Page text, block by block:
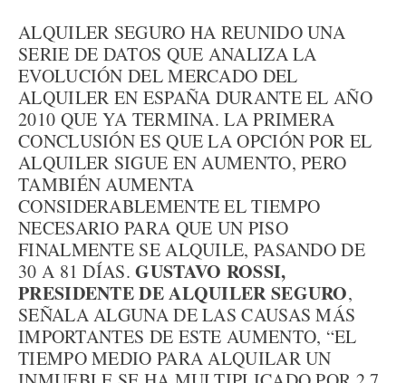
ALQUILER SEGURO HA REUNIDO UNA
SERIE DE DATOS QUE ANALIZA LA
EVOLUCIÓN DEL MERCADO DEL
ALQUILER EN ESPAÑA DURANTE EL AÑO
2010 QUE YA TERMINA. LA PRIMERA
CONCLUSIÓN ES QUE LA OPCIÓN POR EL
ALQUILER SIGUE EN AUMENTO, PERO
TAMBIÉN AUMENTA
CONSIDERABLEMENTE EL TIEMPO
NECESARIO PARA QUE UN PISO
FINALMENTE SE ALQUILE, PASANDO DE
30 A 81 DÍAS.GUSTAVO ROSSI,
PRESIDENTE DE ALQUILER SEGURO,
SEÑALA ALGUNA DE LAS CAUSAS MÁS
IMPORTANTES DE ESTE AUMENTO, “EL
TIEMPO MEDIO PARA ALQUILAR UN